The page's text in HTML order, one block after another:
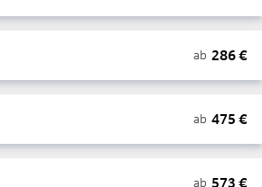
ab 286€
ab 475 €
ab 573 €